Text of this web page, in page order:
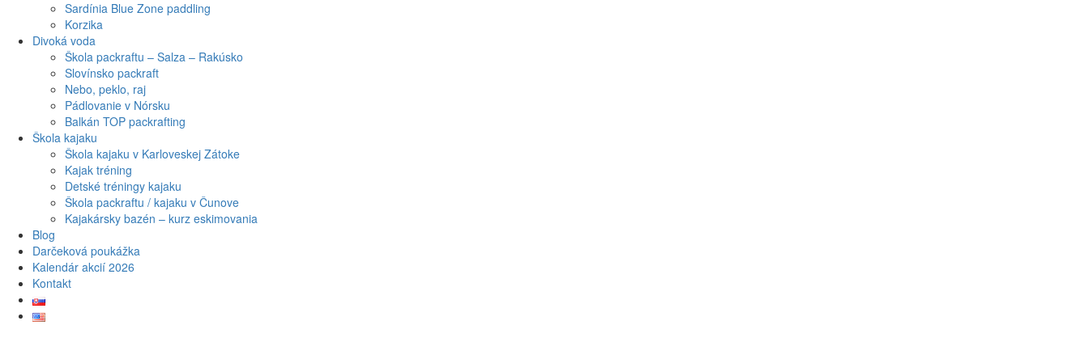
Sardínia Blue Zone paddling
Korzika
Divoká voda
Škola packraftu – Salza – Rakúsko
Slovínsko packraft
Nebo, peklo, raj
Pádlovanie v Nórsku
Balkán TOP packrafting
Škola kajaku
Škola kajaku v Karloveskej Zátoke
Kajak tréning
Detské tréningy kajaku
Škola packraftu / kajaku v Čunove
Kajakársky bazén – kurz eskimovania
Blog
Darčeková poukážka
Kalendár akcií 2026
Kontakt